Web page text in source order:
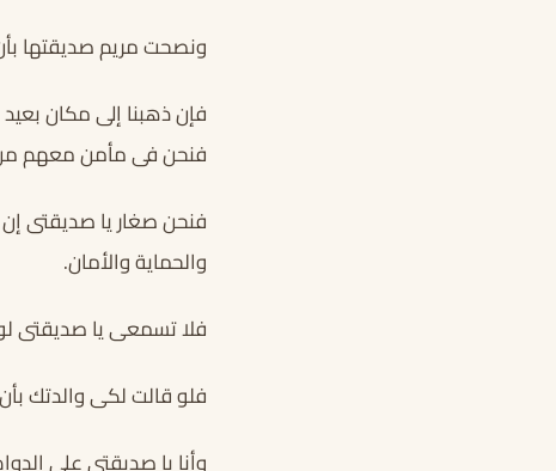
ونصحت مريم صديقتها
فإن ذهبنا إلى مكان
فنحن فى مأمن معهم
فنحن صغار يا صديقتى إن
والحماية والأمان.
فلا تسمعى يا صديقتى
فلو قالت لكى والدتك
وأنا يا صديقتي على